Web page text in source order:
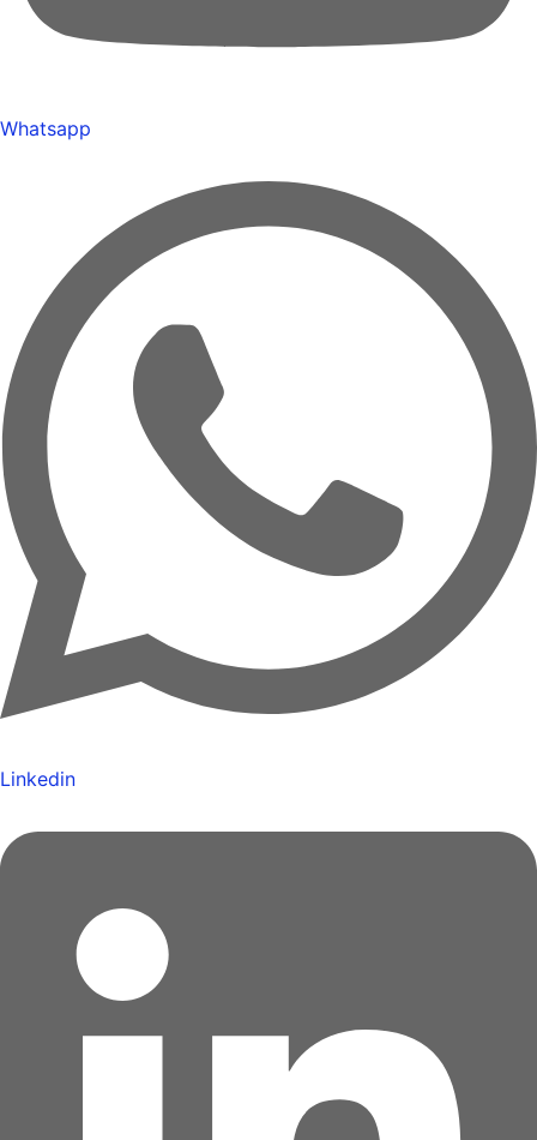
Whatsapp
Linkedin